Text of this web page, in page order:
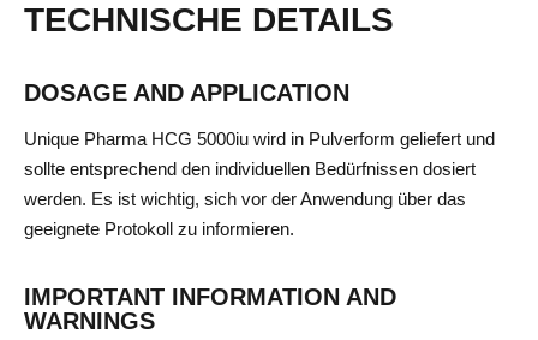
TECHNISCHE DETAILS
DOSAGE AND APPLICATION
Unique Pharma HCG 5000iu wird in Pulverform geliefert und
sollte entsprechend den individuellen Bedürfnissen dosiert
werden. Es ist wichtig, sich vor der Anwendung über das
geeignete Protokoll zu informieren.
IMPORTANT INFORMATION AND
WARNINGS